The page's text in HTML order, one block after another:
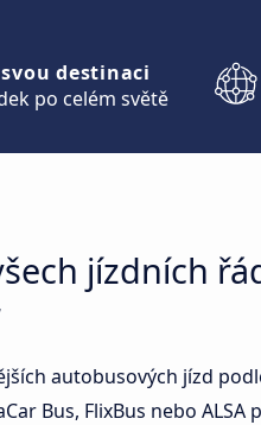
destinaci
po celém světě
jízdních
autobusových jízd
Bus, FlixBus nebo ALSA